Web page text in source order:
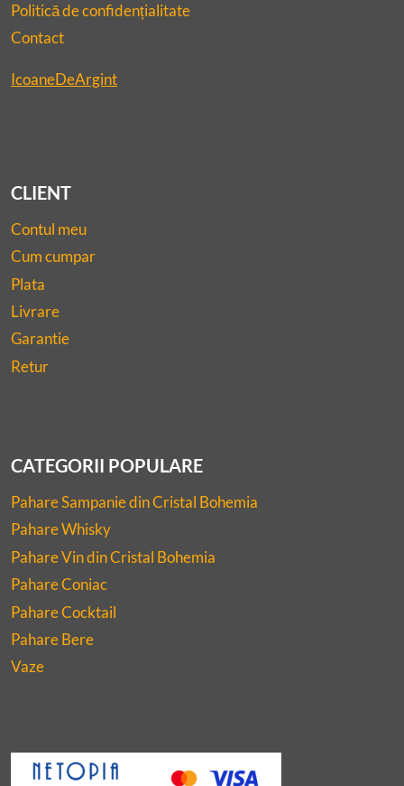
Politică de confidențialitate
Contact
IcoaneDeArgint
CLIENT
Contul meu
Cum cumpar
Plata
Livrare
Garantie
Retur
CATEGORII POPULARE
Pahare Sampanie din Cristal Bohemia
Pahare Whisky
Pahare Vin din Cristal Bohemia
Pahare Coniac
Pahare Cocktail
Pahare Bere
Vaze